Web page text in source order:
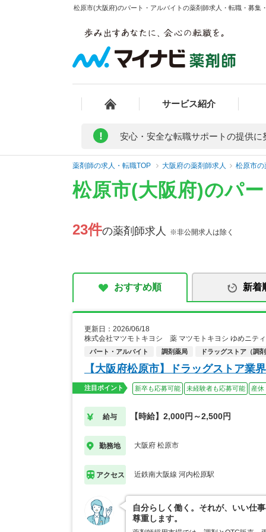
松原市(大阪府)のパート・アルバイトの薬剤師求人・転職・募集
サービス紹介
! 安心・安全な転職サポートの提供に
薬剤師の求人・転職TOP 大阪府の薬剤師求人 松原市の
松原市(大阪府)のパ
23件の薬剤師求人 ※非公開求人は除く
おすすめ順 新着
更新日：2026/06/18
株式会社マツモトキヨシ 薬 マツモトキヨシ ゆめニテ
パート・アルバイト 調剤薬局 ドラッグストア（調
【大阪府松原市】ドラッグストア業
注目ポイント 新卒も応募可能 未経験者も応募可能 産休
給与 【時給】2,000円～2,500円
勤務地 大阪府 松原市
アクセス 近鉄南大阪線 河内松原駅
自分らしく働く。それが、いい仕
尊重します。